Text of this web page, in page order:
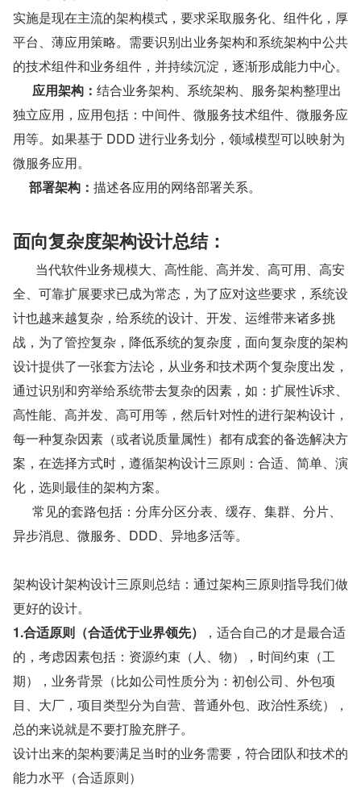
实施是现在主流的架构模式，要求采取服务化、组件化，厚
平台、薄应用策略。需要识别出业务架构和系统架构中公共
的技术组件和业务组件，并持续沉淀，逐渐形成能力中心。
      应用架构：
结合业务架构、系统架构、服务架构整理出
独立应用，应用包括：中间件、微服务技术组件、微服务应
用等。如果基于 DDD 进行业务划分，领域模型可以映射为
微服务应用。
     部署架构：
描述各应用的网络部署关系。
面向复杂度架构设计总结：
全、可靠扩展要求已成为常态，为了应对这些要求，系统设
计也越来越复杂，给系统的设计、开发、运维带来诸多挑
战，为了管控复杂，降低系统的复杂度，面向复杂度的架构
设计提供了一张套方法论，从业务和技术两个复杂度出发，
通过识别和穷举给系统带去复杂的因素，如：扩展性诉求、
高性能、高并发、高可用等，然后针对性的进行架构设计，
每一种复杂因素（或者说质量属性）都有成套的备选解决方
案，在选择方式时，遵循架构设计三原则：合适、简单、演
化，选则最佳的架构方案。
异步消息、微服务、DDD、异地多活等。
架构设计架构设计三原则总结：通过架构三原则指导我们做
更好的设计。
1.合适原则（合适优于业界领先）
，适合自己的才是最合适
的，考虑因素包括：资源约束（人、物），时间约束（工
期），业务背景（比如公司性质分为：初创公司、外包项
目、大厂，项目类型分为自营、普通外包、政治性系统），
总的来说就是不要打脸充胖子。
设计出来的架构要满足当时的业务需要，符合团队和技术的
能力水平（合适原则）